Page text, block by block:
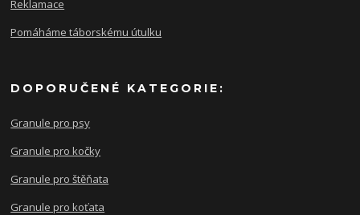
Reklamace
Pomáháme táborskému útulku
DOPORUČENÉ KATEGORIE:
Granule pro psy
Granule pro kočky
Granule pro štěňata
Granule pro koťata